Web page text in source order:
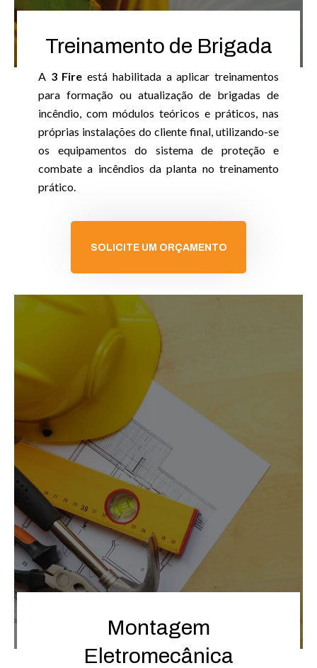
Treinamento de Brigada
A 3 Fire está habilitada a aplicar treinamentos
para formação ou atualização de brigadas de
incêndio, com módulos teóricos e práticos, nas
próprias instalações do cliente final, utilizando-se
os equipamentos do sistema de proteção e
combate a incêndios da planta no treinamento
prático.
SOLICITE UM ORÇAMENTO
SOLICITAR ORÇAMENTO
Montagem
Eletromecânica